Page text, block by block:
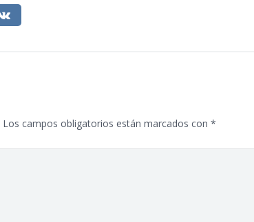
Los campos obligatorios están marcados con *